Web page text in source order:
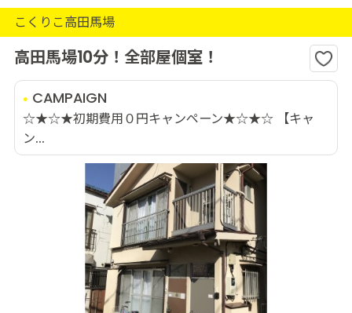
こくりこ高田馬場
高田馬場10分！全部屋個室！
CAMPAIGN
☆★☆★初期費用０円キャンペーン★☆★☆ 【キャ
ン...